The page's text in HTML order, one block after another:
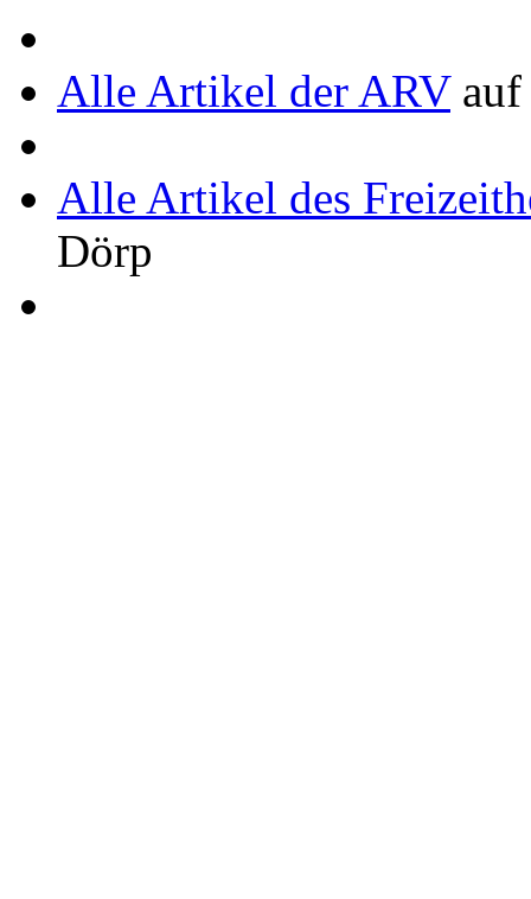
Alle Artikel der ARVauf
Alle Artikel des
Dörp